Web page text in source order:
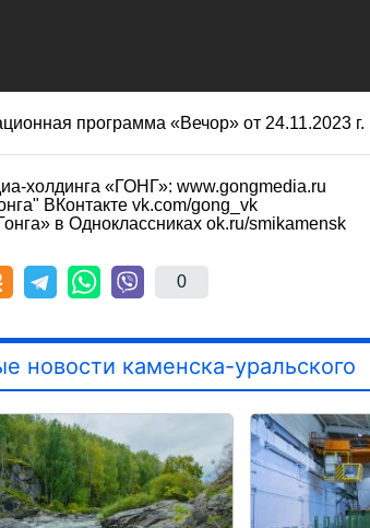
программа «Вечор» от 24.11.2023 г.
холдинга «ГОНГ»: www.gongmedia.ru
ВКонтакте vk.com/gong_vk
в Одноклассниках ok.ru/smikamensk
0
новости каменска-уральского